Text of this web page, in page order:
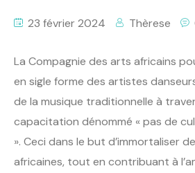
23 février 2024 Thèrese
La Compagnie des arts africains
en sigle forme des artistes
de la musique traditionnelle à
capacitation dénommé « pas de
». Ceci dans le but d’immortaliser
africaines, tout en contribuant à